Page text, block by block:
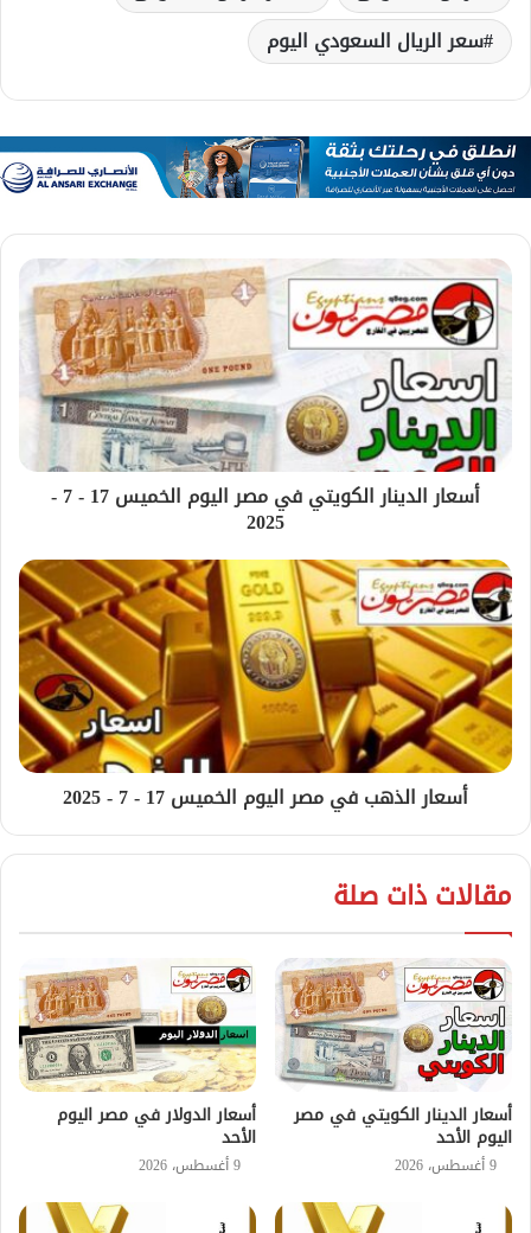
سعر الريال السعودي اليوم
أسعار الدينار الكويتي في مصر اليوم الخميس 17 - 7 -
2025
أسعار الذهب في مصر اليوم الخميس 17 - 7 - 2025
مقالات ذات صلة
أسعار الدينار الكويتي في مصر
اليوم الأحد
9 أغسطس، 2026
أسعار الدولار في مصر اليوم
الأحد
9 أغسطس، 2026